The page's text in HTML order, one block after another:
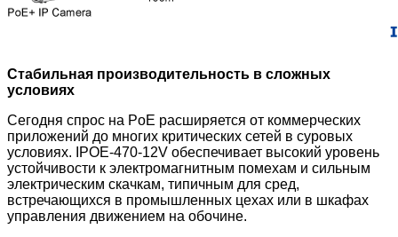
Стабильная производительность в сложных
условиях
Сегодня спрос на PoE расширяется от коммерческих
приложений до многих критических сетей в суровых
условиях. IPOE-470-12V обеспечивает высокий уровень
устойчивости к электромагнитным помехам и сильным
электрическим скачкам, типичным для сред,
встречающихся в промышленных цехах или в шкафах
управления движением на обочине.